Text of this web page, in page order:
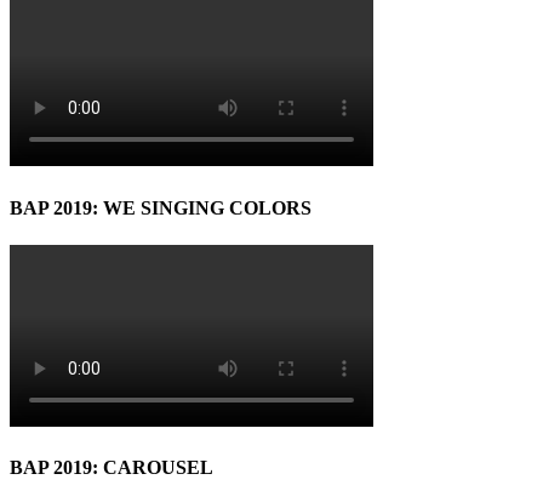
BAP 2019: WE SINGING COLORS
BAP 2019: CAROUSEL